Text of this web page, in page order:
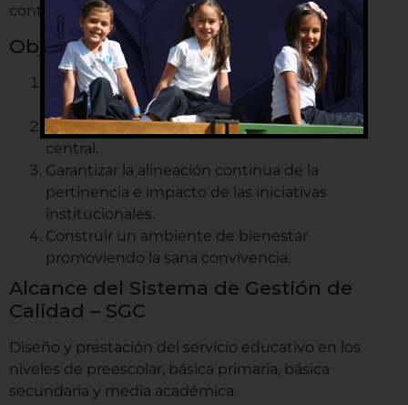
continua.
Objetivos de Calidad
Definir y proyectar una identidad
institucional sólida.
Posicionar la innovación educativa como eje
central.
Garantizar la alineación continua de la
pertinencia e impacto de las iniciativas
institucionales.
Construir un ambiente de bienestar
promoviendo la sana convivencia.
Alcance del Sistema de Gestión de
Calidad – SGC
Diseño y prestación del servicio educativo en los
niveles de preescolar, básica primaria, básica
secundaria y media académica.